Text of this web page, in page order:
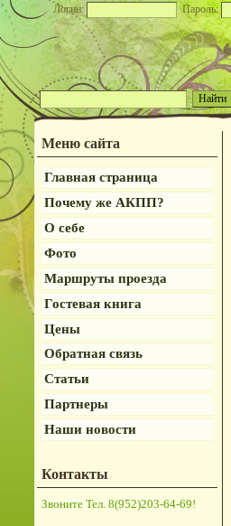
Логин: Пароль:
Меню сайта
Главная страница
Почему же АКПП?
О себе
Фото
Маршруты проезда
Гостевая книга
Цены
Обратная связь
Статьи
Партнеры
Наши новости
Контакты
Звоните Тел. 8(952)203-64-69!